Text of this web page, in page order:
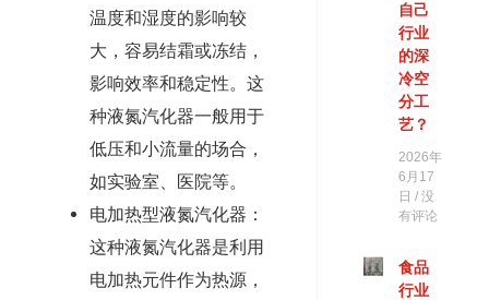
温度和湿度的影响较
大，容易结霜或冻结，
影响效率和稳定性。这
种液氮汽化器一般用于
低压和小流量的场合，
如实验室、医院等。
电加热型液氮汽化器：
这种液氮汽化器是利用
电加热元件作为热源，
自己
行业
的深
冷空
分工
艺？
2026年
6月17
日 没
有评论
食品
行业